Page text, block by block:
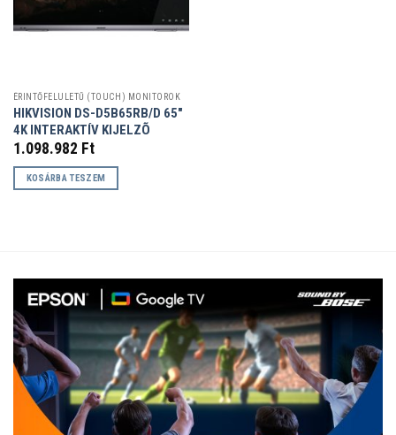
ÉRINTŐFELÜLETŰ (TOUCH) MONITOROK
HIKVISION DS-D5B65RB/D 65″
4K INTERAKTÍV KIJELZÕ
1.098.982 Ft
KOSÁRBA TESZEM